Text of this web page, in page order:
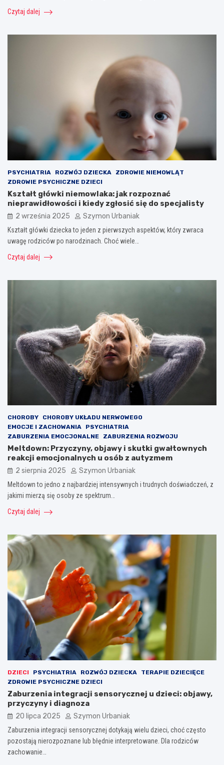
Czytaj dalej
PSYCHIATRIA ROZWÓJ DZIECKA
ZDROWIE NIEMOWLĄT
ZDROWIE PSYCHICZNE DZIECI
Kształt główki niemowlaka: jak rozpoznać
nieprawidłowości i kiedy zgłosić się do specjalisty
2 września 2025 Szymon Urbaniak
Kształt główki dziecka to jeden z pierwszych aspektów, który zwraca
uwagę rodziców po narodzinach. Choć wiele…
Czytaj dalej
CHOROBY
CHOROBY UKŁADU NERWOWEGO
EMOCJE I ZACHOWANIA
PSYCHIATRIA
ZABURZENIA EMOCJONALNE
ZABURZENIA ROZWOJU
Meltdown: Przyczyny, objawy i skutki gwałtownych
reakcji emocjonalnych u osób z autyzmem
2 sierpnia 2025 Szymon Urbaniak
Meltdown to jedno z najbardziej intensywnych i trudnych doświadczeń, z
jakimi mierzą się osoby ze spektrum…
Czytaj dalej
DZIECI PSYCHIATRIA ROZWÓJ DZIECKA
TERAPIE DZIECIĘCE
ZDROWIE PSYCHICZNE DZIECI
Zaburzenia integracji sensorycznej u dzieci: objawy,
przyczyny i diagnoza
20 lipca 2025 Szymon Urbaniak
Zaburzenia integracji sensorycznej dotykają wielu dzieci, choć często
pozostają nierozpoznane lub błędnie interpretowane. Dla rodziców
zachowanie…